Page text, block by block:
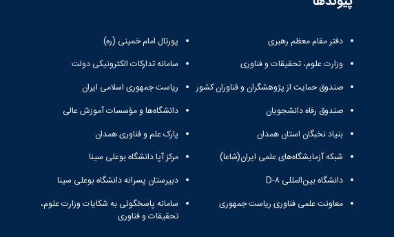
دفتر مقام معظم رهبری
وزارت علوم، تحقیقات و فناوری
صندوق حمایت از پژوهشگران و فناوران کشور
صندوق رفاه دانشجویان
بنیاد نخبگان استان همدان
شبکه آزمایشگاه‌های علمی ایران(شاعا)
دانشگاه بین‌المللی D-۸
معاونت علمی فناوری ریاست جمهوری
پورتال امام خمینی (ره)
سامانه تدارکات الکترونیکی دولت
ریاست جمهوری اسلامی ایران
دانشگاه‌ها و مؤسسات آموزش عالی
پارک علم و فناوری همدان
مرکز آپا دانشگاه بوعلی سینا
دبیرستان پسرانه دانشگاه بوعلی سینا
سامانه پاسخگوئی به شکایات وزارت علوم،
تحقیقات و فناوری